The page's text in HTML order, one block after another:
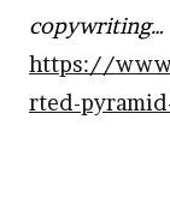
copywriting…
https://
rted-